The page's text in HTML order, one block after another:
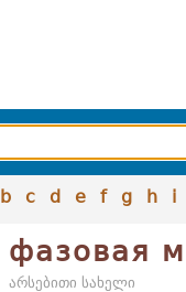
b c d e f g h i
фазовая
არსებითი სახელი